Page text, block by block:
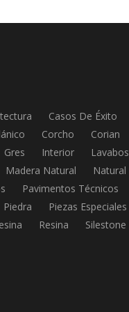
Casos De Éxito
Corcho Corian
Gres Interior
Lavabos
Madera Natural
Natural
Pavimentos Técnicos
Piedra
Piezas Especiales
Resina Silestone